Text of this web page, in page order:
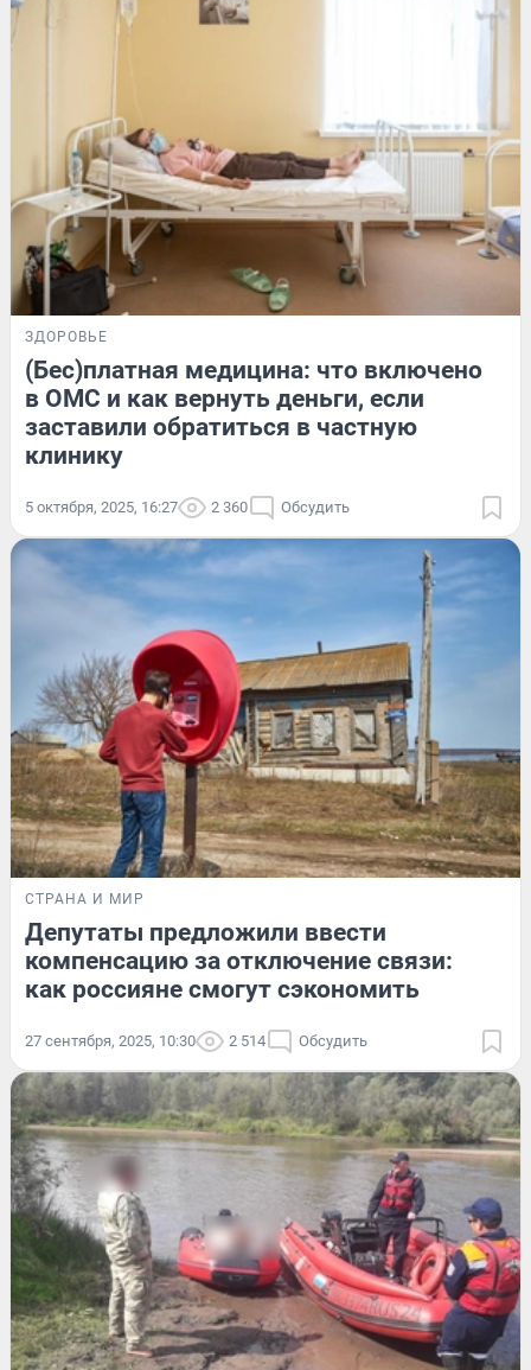
ЗДОРОВЬЕ
(Бес)платная медицина: что включено
в ОМС и как вернуть деньги, если
заставили обратиться в частную
клинику
5 октября, 2025, 16:27 2 360 Обсудить
СТРАНА И МИР
Депутаты предложили ввести
компенсацию за отключение связи:
как россияне смогут сэкономить
27 сентября, 2025, 10:30 2 514 Обсудить